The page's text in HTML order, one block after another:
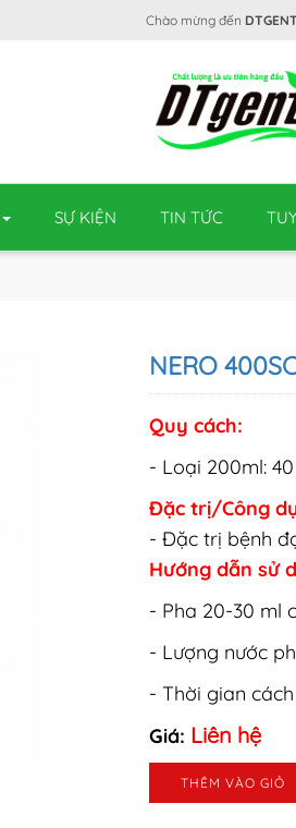
Chào mừng đến
SỰ KIỆN TIN TỨC
NERO
Quy cách:
- Loại 200ml:
Đặc trị/Công
- Đặc trị bệnh
Hướng dẫn sử
- Pha 20-30 ml
- Lượng nước
- Thời gian
Giá: Liên hệ
THÊM VÀO GIỎ